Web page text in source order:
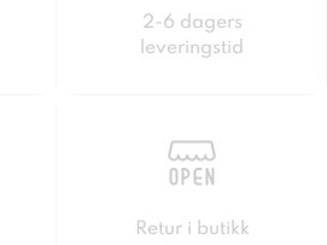
2-6 dagers
leveringstid
Retur i butikk